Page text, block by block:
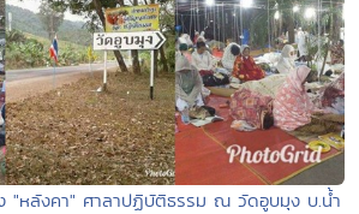
หลังคา" ศาลาปฏิบัติธรรม ณ วัดอูบมุง บ.น้ำ